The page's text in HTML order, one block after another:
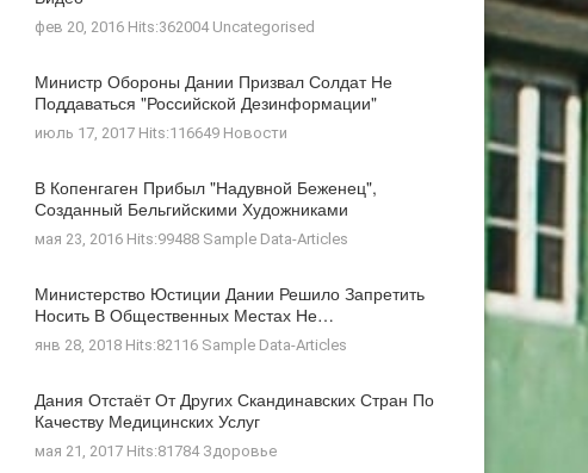
фев 20, 2016 Hits:362004 Uncategorised
Министр Обороны Дании Призвал Солдат Не
Поддаваться "российской Дезинформации"
июль 17, 2017 Hits:116649 Новости
В Копенгаген Прибыл "Надувной Беженец",
Созданный Бельгийскими Художниками
мая 23, 2016 Hits:99488 Sample Data-Articles
Министерство Юстиции Дании Решило Запретить
Носить В Общественных Местах Не…
янв 28, 2018 Hits:82116 Sample Data-Articles
Дания Отстаёт От Других Скандинавских Стран По
Качеству Медицинских Услуг
мая 21, 2017 Hits:81784 Здоровье